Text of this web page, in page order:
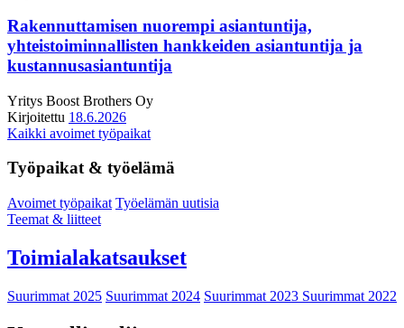
Rakennuttamisen nuorempi asiantuntija,
yhteistoiminnallisten hankkeiden asiantuntija ja
kustannusasiantuntija
Yritys Boost Brothers Oy
Kirjoitettu 18.6.2026
Kaikki avoimet työpaikat
Työpaikat & työelämä
Avoimet työpaikat Työelämän uutisia
Teemat & liitteet
Toimialakatsaukset
Suurimmat 2025 Suurimmat 2024 Suurimmat 2023 Suurimmat 2022